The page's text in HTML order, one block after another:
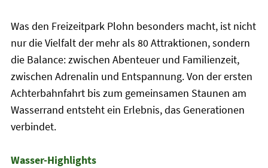
Was den Freizeitpark Plohn besonders macht, ist nicht
nur die Vielfalt der mehr als 80 Attraktionen, sondern
die Balance: zwischen Abenteuer und Familienzeit,
zwischen Adrenalin und Entspannung. Von der ersten
Achterbahnfahrt bis zum gemeinsamen Staunen am
Wasserrand entsteht ein Erlebnis, das Generationen
verbindet.
Wasser-Highlights